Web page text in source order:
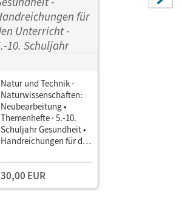
Natur und Technik -
Naturwissenschaften:
Neubearbeitung •
Themenhefte · 5.-10.
Schuljahr Gesundheit •
Handreichungen für den
Kopiervorlagen
30,00 EUR